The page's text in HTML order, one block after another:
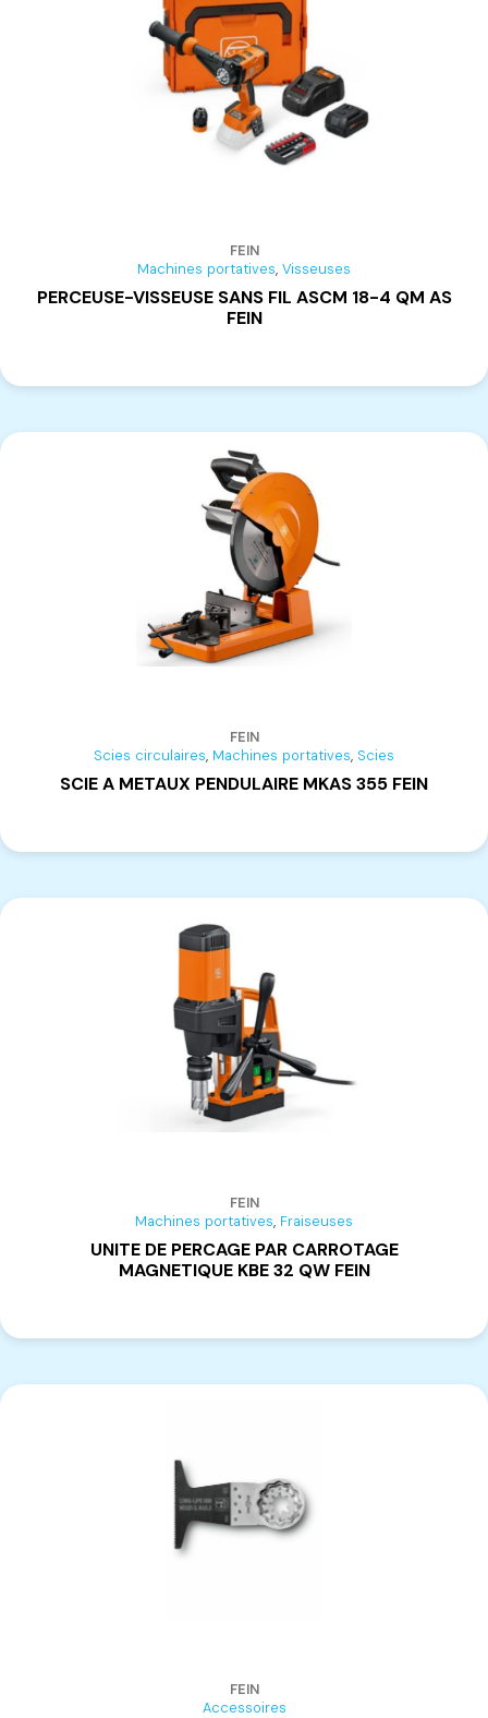
FEIN
Machines portatives, Visseuses
PERCEUSE-VISSEUSE SANS FIL ASCM 18-4 QM AS
FEIN
FEIN
Scies circulaires, Machines portatives, Scies
SCIE A METAUX PENDULAIRE MKAS 355 FEIN
FEIN
Machines portatives, Fraiseuses
UNITE DE PERCAGE PAR CARROTAGE
MAGNETIQUE KBE 32 QW FEIN
FEIN
Accessoires